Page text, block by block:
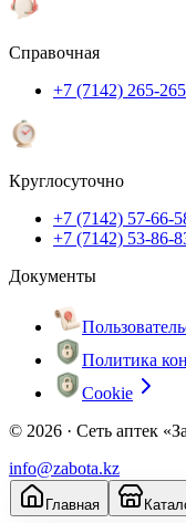
Справочная
+7 (7142) 265-265
Круглосуточно
+7 (7142) 57-66-
+7 (7142) 53-86-
Документы
Политика
Cookie
© 2026 · Сеть аптек
info@zabota.kz
Главная